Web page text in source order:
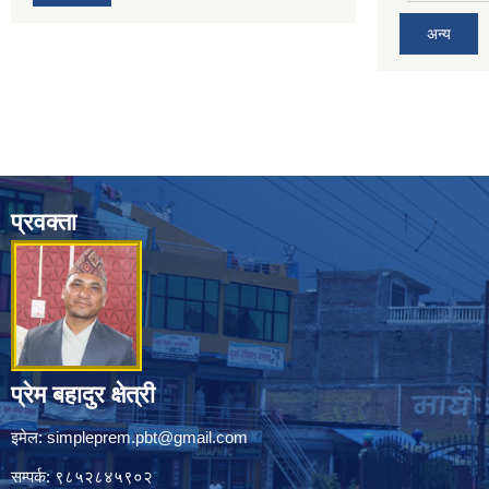
अन्य
प्रवक्ता
प्रेम बहादुर क्षेत्री
इमेल:simpleprem.pbt@gmail.com
सम्पर्क: ९८५२८४५९०२